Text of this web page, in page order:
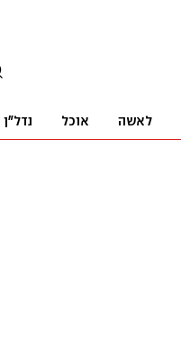
לאשה אוכל נדל"ן